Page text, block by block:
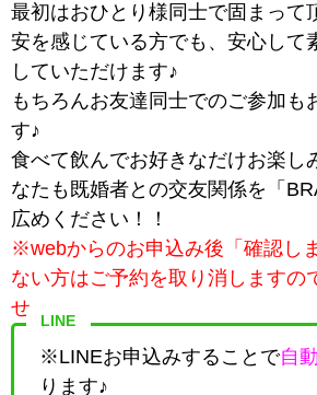
最初はおひとり様同士で固まって
安を感じている方でも、安心して
していただけます♪
もちろんお友達同士でのご参加も
す♪
食べて飲んでお好きなだけお楽し
なたも既婚者との交友関係を「
広めください！！
※webからのお申込み後「確認し
ない方はご予約を取り消しますの
せ。
LINE
※LINEお申込みすることで自
ります♪